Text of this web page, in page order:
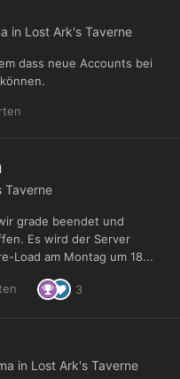
in Lost Ark's Taverne
dass neue Accounts bei
Taverne
grade beendet und
Es wird der Server
Load am Montag um 18...
3
in Lost Ark's Taverne